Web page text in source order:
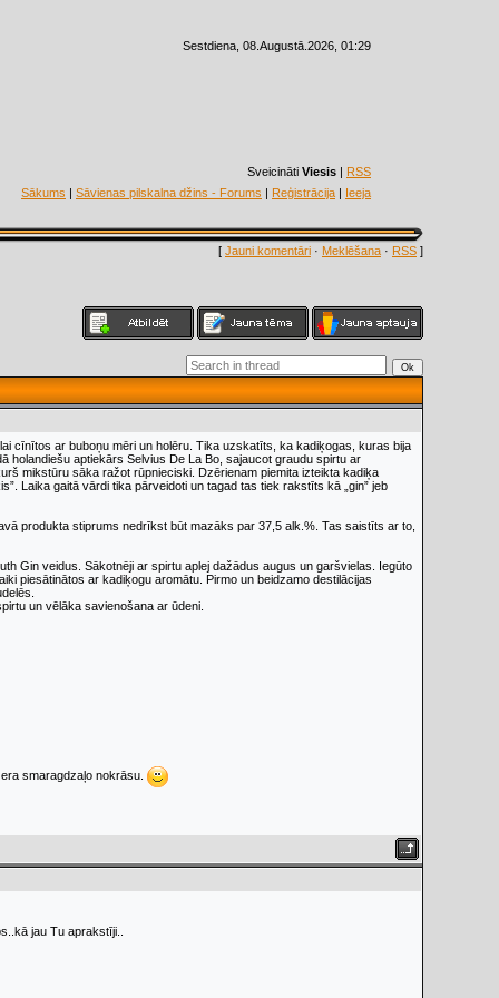
Sestdiena, 08.Augustā.2026, 01:29
Sveicināti Viesis | RSS
Sākums | Sāvienas pilskalna džins - Forums | Reģistrācija | Ieeja
[ Jauni komentāri · Meklēšana · RSS ]
cīnītos ar buboņu mēri un holēru. Tika uzskatīts, ka kadiķogas, kuras bija
holandiešu aptiekārs Selvius De La Bo, sajaucot graudu spirtu ar
mikstūru sāka ražot rūpnieciski. Dzērienam piemita izteikta kadiķa
Laika gaitā vārdi tika pārveidoti un tagad tas tiek rakstīts kā „gin” jeb
produkta stiprums nedrīkst būt mazāks par 37,5 alk.%. Tas saistīts ar to,
Gin veidus. Sākotnēji ar spirtu aplej dažādus augus un garšvielas. Iegūto
piesātinātos ar kadiķogu aromātu. Pirmo un beidzamo destilācijas
un vēlāka savienošana ar ūdeni.
smaragdzaļo nokrāsu.
jau Tu aprakstīji..